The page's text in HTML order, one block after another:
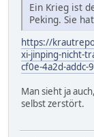
Ein Krieg ist
Peking. Sie
https://
xi-jinping-nicht-
cf0e-4a2d-addc-
Man sieht ja
selbst zerstört.